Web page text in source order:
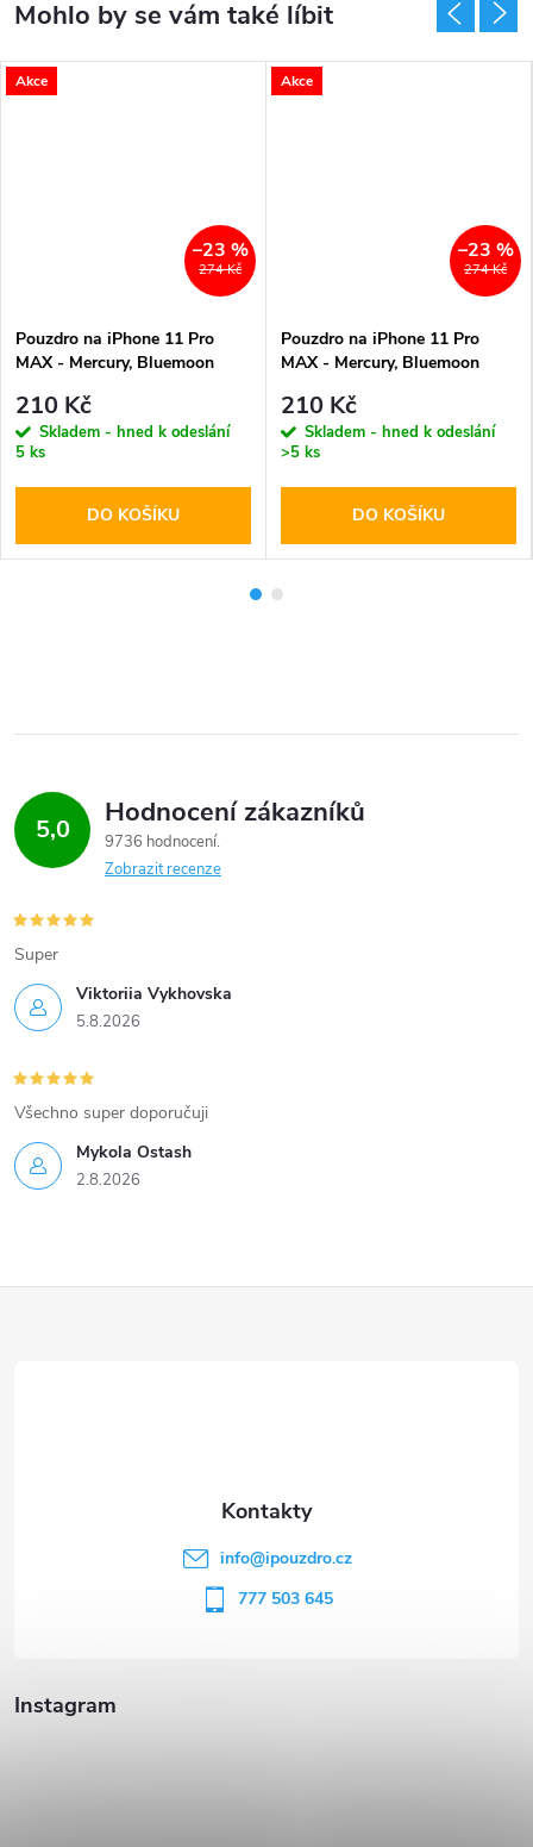
Akce
274 Kč
–23 %
Pouzdro na iPhone 11 Pro
MAX - Mercury, Bluemoon
210 Kč
Skladem - hned k odeslání
5 ks
DO KOŠÍKU
Akce
274 Kč
–23 %
Pouzdro na iPhone 11 Pro
MAX - Mercury, Bluemoon
210 Kč
Skladem - hned k odeslání
>5 ks
DO KOŠÍKU
5,0 Hodnocení zákazníků
9736 hodnocení
Zobrazit recenze
Viktoriia Vykhovska
5.8.2026
Super
Mykola Ostash
2.8.2026
Všechno super doporučuji
Instagram
info@ipouzdro.cz
777 503 645